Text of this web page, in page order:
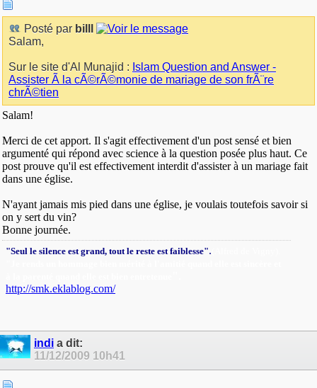
Posté par billl
Salam,
Sur le site d'Al Munajid : Islam Question and Answer -
Assister Ã la cÃ©rÃ©monie de mariage de son frÃ¨re
chrÃ©tien
Salam!
Merci de cet apport. Il s'agit effectivement d'un post sensé et bien
argumenté qui répond avec science à la question posée plus haut. Ce
post prouve qu'il est effectivement interdit d'assister à un mariage fait
dans une église.
N'ayant jamais mis pied dans une église, je voulais toutefois savoir si
on y sert du vin?
Bonne journée.
"Seul le silence est grand, tout le reste est faiblesse".
http://smk.eklablog.com/
indi a dit:
11/12/2009 10h41